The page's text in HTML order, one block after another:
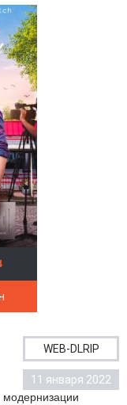
WEB-DLRIP
11 января 2022